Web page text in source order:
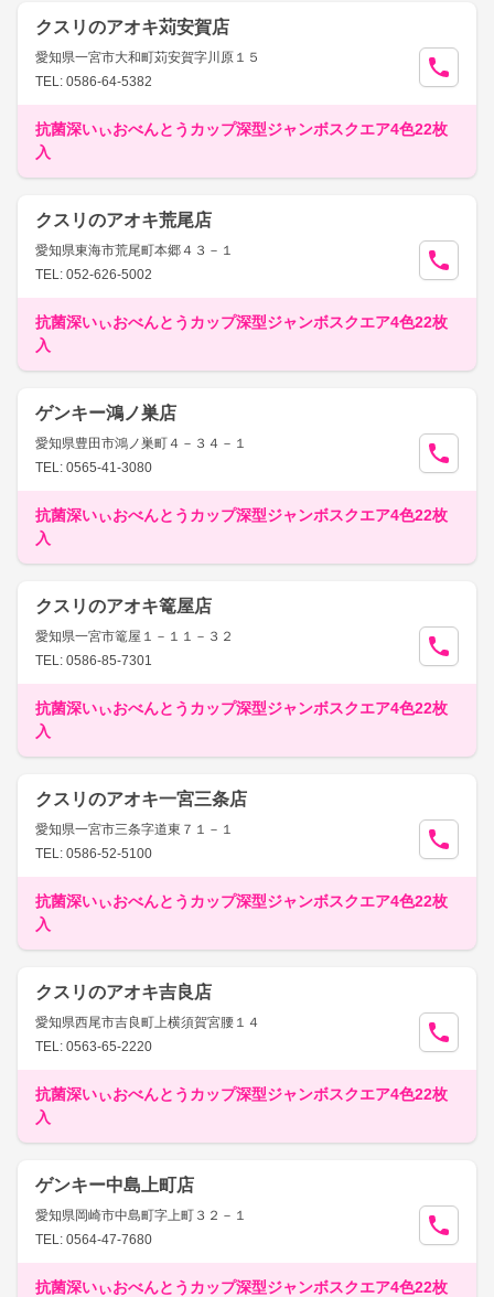
クスリのアオキ苅安賀店
愛知県一宮市大和町苅安賀字川原１５
TEL: 0586-64-5382
抗菌深いぃおべんとうカップ深型ジャンボスクエア4色22枚
入
クスリのアオキ荒尾店
愛知県東海市荒尾町本郷４３－１
TEL: 052-626-5002
抗菌深いぃおべんとうカップ深型ジャンボスクエア4色22枚
入
ゲンキー鴻ノ巣店
愛知県豊田市鴻ノ巣町４－３４－１
TEL: 0565-41-3080
抗菌深いぃおべんとうカップ深型ジャンボスクエア4色22枚
入
クスリのアオキ篭屋店
愛知県一宮市篭屋１－１１－３２
TEL: 0586-85-7301
抗菌深いぃおべんとうカップ深型ジャンボスクエア4色22枚
入
クスリのアオキ一宮三条店
愛知県一宮市三条字道東７１－１
TEL: 0586-52-5100
抗菌深いぃおべんとうカップ深型ジャンボスクエア4色22枚
入
クスリのアオキ吉良店
愛知県西尾市吉良町上横須賀宮腰１４
TEL: 0563-65-2220
抗菌深いぃおべんとうカップ深型ジャンボスクエア4色22枚
入
ゲンキー中島上町店
愛知県岡崎市中島町字上町３２－１
TEL: 0564-47-7680
抗菌深いぃおべんとうカップ深型ジャンボスクエア4色22枚